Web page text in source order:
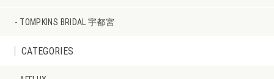
TOMPKINS BRIDAL 宇都宮
CATEGORIES